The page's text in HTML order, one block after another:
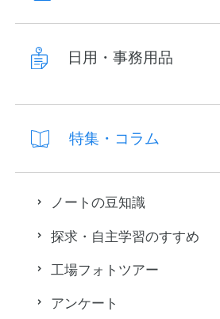
日用・事務用品
特集・コラム
ノートの豆知識
探求・自主学習のすすめ
工場フォトツアー
アンケート